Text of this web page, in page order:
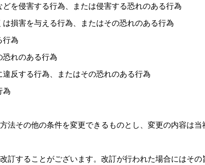
を侵害する行為、または侵害する恐れのある行為
損害を与える行為、またはその恐れのある行為
行為
れのある行為
反する行為、またはその恐れのある行為
為
法その他の条件を変更できるものとし、変更の内容は当
訂することがございます。改訂が行われた場合にはその